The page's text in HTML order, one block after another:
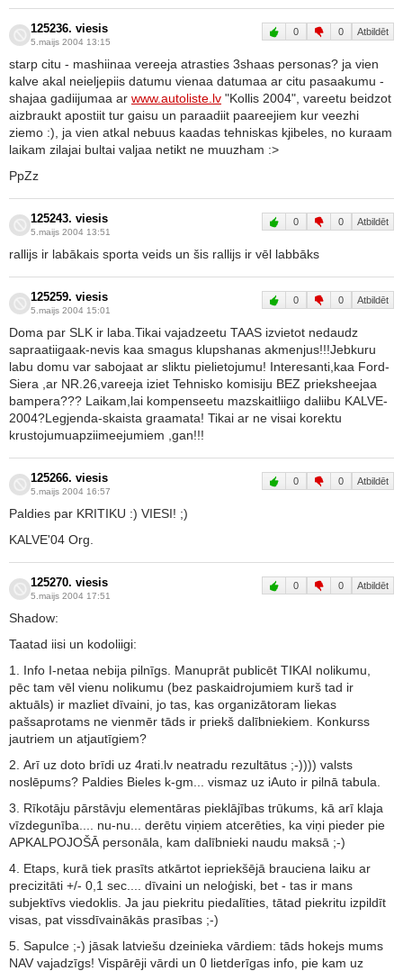
125236. viesis
5.maijs 2004 13:15
0 0 Atbildēt
starp citu - mashiinaa vereeja atrasties 3shaas personas? ja vien
kalve akal neieljepiis datumu vienaa datumaa ar citu pasaakumu -
shajaa gadiijumaa ar www.autoliste.lv "Kollis 2004", vareetu beidzot
aizbraukt apostiit tur gaisu un paraadiit paareejiem kur veezhi
ziemo :), ja vien atkal nebuus kaadas tehniskas kjibeles, no kuraam
laikam zilajai bultai valjaa netikt ne muuzham :>
PpZz
125243. viesis
5.maijs 2004 13:51
0 0 Atbildēt
rallijs ir labākais sporta veids un šis rallijs ir vēl labbāks
125259. viesis
5.maijs 2004 15:01
0 0 Atbildēt
Doma par SLK ir laba.Tikai vajadzeetu TAAS izvietot nedaudz
sapraatiigaak-nevis kaa smagus klupshanas akmenjus!!!Jebkuru
labu domu var sabojaat ar sliktu pielietojumu! Interesanti,kaa Ford-
Siera ,ar NR.26,vareeja iziet Tehnisko komisiju BEZ prieksheejaa
bampera??? Laikam,lai kompenseetu mazskaitliigo daliibu KALVE-
2004?Legjenda-skaista graamata! Tikai ar ne visai korektu
krustojumuapziimeejumiem ,gan!!!
125266. viesis
5.maijs 2004 16:57
0 0 Atbildēt
Paldies par KRITIKU :) VIESI! ;)
KALVE'04 Org.
125270. viesis
5.maijs 2004 17:51
0 0 Atbildēt
Shadow:
Taatad iisi un kodoliigi:
1. Info I-netaa nebija pilnīgs. Manuprāt publicēt TIKAI nolikumu,
pēc tam vēl vienu nolikumu (bez paskaidrojumiem kurš tad ir
aktuāls) ir mazliet dīvaini, jo tas, kas organizātoram liekas
pašsaprotams ne vienmēr tāds ir priekš dalībniekiem. Konkurss
jautriem un atjautīgiem?
2. Arī uz doto brīdi uz 4rati.lv neatradu rezultātus ;-)))) valsts
noslēpums? Paldies Bieles k-gm... vismaz uz iAuto ir pilnā tabula.
3. Rīkotāju pārstāvju elementāras pieklājības trūkums, kā arī klaja
vīzdegunība.... nu-nu... derētu viņiem atcerēties, ka viņi pieder pie
APKALPOJOŠĀ personāla, kam dalībnieki naudu maksā ;-)
4. Etaps, kurā tiek prasīts atkārtot iepriekšējā brauciena laiku ar
precizitāti +/- 0,1 sec.... dīvaini un neloģiski, bet - tas ir mans
subjektīvs viedoklis. Ja jau piekritu piedalīties, tātad piekritu izpildīt
visas, pat vissdīvainākās prasības ;-)
5. Sapulce ;-) jāsak latviešu dzeinieka vārdiem: tāds hokejs mums
NAV vajadzīgs! Vispārēji vārdi un 0 lietderīgas info, pie kam uz